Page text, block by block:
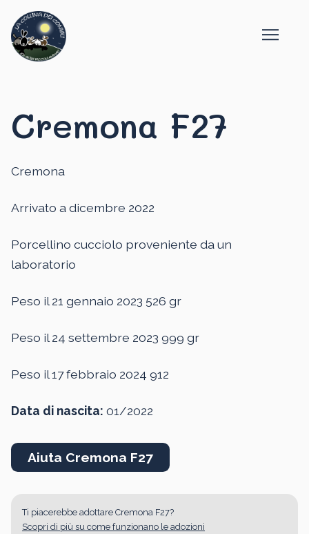
Cremona F27
Cremona
Arrivato a dicembre 2022
Porcellino cucciolo proveniente da un
laboratorio
Peso il 21 gennaio 2023 526 gr
Peso il 24 settembre 2023 999 gr
Peso il 17 febbraio 2024 912
Data di nascita: 01/2022
Aiuta Cremona F27
Ti piacerebbe adottare Cremona F27?
Scopri di più su come funzionano le adozioni